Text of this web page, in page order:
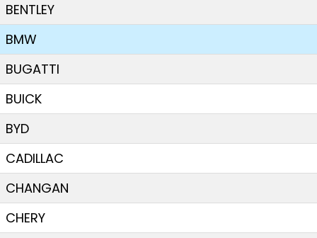
BENTLEY
BMW
BUGATTI
BUICK
BYD
CADILLAC
CHANGAN
CHERY